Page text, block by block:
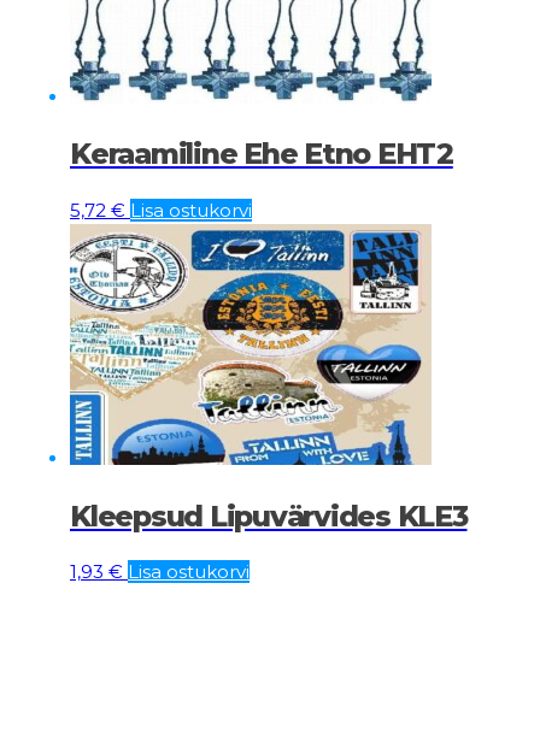
Keraamiline Ehe Etno EHT2
5,72 € Lisa ostukorvi
Kleepsud Lipuvärvides KLE3
1,93 € Lisa ostukorvi